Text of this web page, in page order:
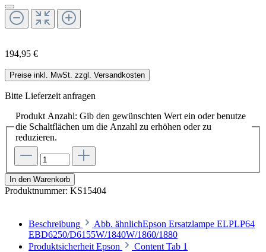
194,95 €
Preise inkl. MwSt. zzgl. Versandkosten
Bitte Lieferzeit anfragen
Produkt Anzahl: Gib den gewünschten Wert ein oder benutze
die Schaltflächen um die Anzahl zu erhöhen oder zu
reduzieren.
In den Warenkorb
Produktnummer: KS15404
Beschreibung
Abb. ähnlichEpson Ersatzlampe ELPLP64
EBD6250/D6155W/1840W/1860/1880
Produktsicherheit Epson
Content Tab 1